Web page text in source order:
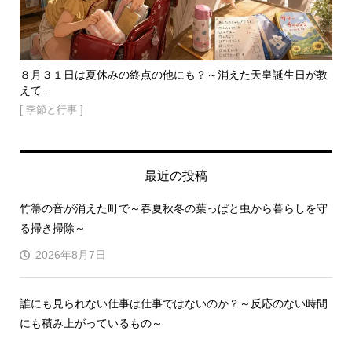
８月３１日は夏休みの終点の他にも？～消えた天皇誕生日が教
えて...
[ 季節と行事 ]
最近の投稿
竹箒の音が消えた町で～春夏秋冬の葉っぱと虫から暮らしを守
る掃き掃除～
2026年8月7日
誰にも見られない仕事は仕事ではないのか？～反応のない時間
にも積み上がっているもの～